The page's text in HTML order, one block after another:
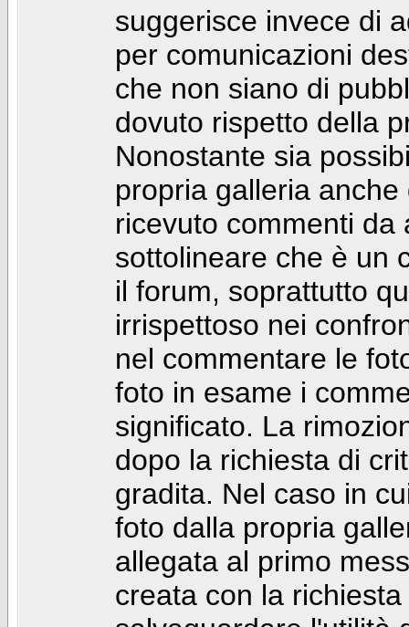
suggerisce invece di
per comunicazioni
che non siano di
dovuto rispetto della
Nonostante sia
propria galleria
ricevuto commenti da
sottolineare che è un
il forum, soprattutto
irrispettoso nei
nel commentare le
foto in esame i
significato. La
dopo la richiesta di
gradita. Nel caso in
foto dalla propria
allegata al primo
creata con la